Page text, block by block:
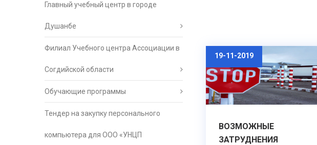
Главный учебный центр в городе
Душанбе
Филиал Учебного центра Ассоциации в
Согдийской области
Обучающие программы
Тендер на закупку персонального
компьютера для ООО «УНЦП
19-11-2019
ВОЗМОЖНЫЕ
ЗАТРУДНЕНИЯ